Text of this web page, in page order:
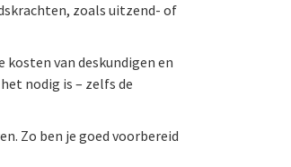
zoals uitzend- of
kosten van deskundigen en
nodig is – zelfs de
Zo ben je goed voorbereid